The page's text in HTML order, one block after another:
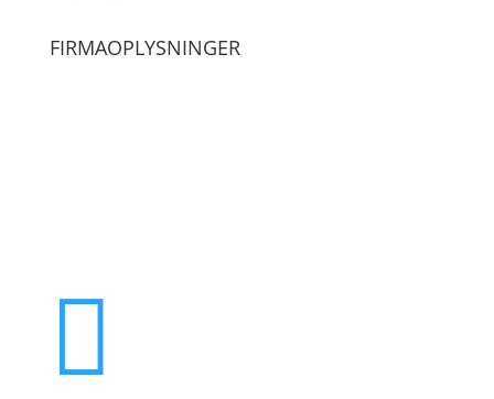
FIRMAOPLYSNINGER
